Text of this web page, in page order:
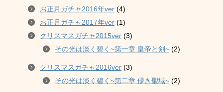
お正月ガチャ2016年ver (4)
お正月ガチャ2017年ver (1)
クリスマスガチャ2015ver (3)
その光は淡く碧く~第一章 皇帝と剣~ (2)
クリスマスガチャ2016ver (3)
その光は淡く碧く~第二章 儚き聖域~ (2)